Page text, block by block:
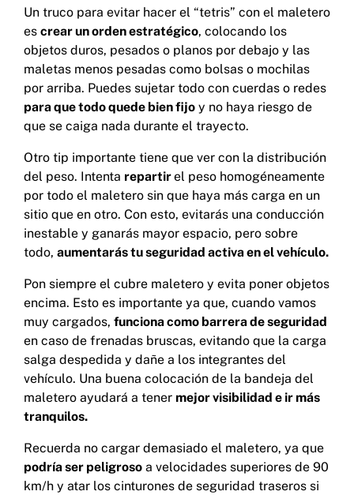
Un truco para evitar hacer el “tetris” con el maletero
es crear un orden estratégico, colocando los
objetos duros, pesados o planos por debajo y las
maletas menos pesadas como bolsas o mochilas
por arriba. Puedes sujetar todo con cuerdas o redes
para que todo quede bien fijo y no haya riesgo de
que se caiga nada durante el trayecto.
Otro tip importante tiene que ver con la distribución
del peso. Intenta repartirel peso homogéneamente
por todo el maletero sin que haya más carga en un
sitio que en otro. Con esto, evitarás una conducción
inestable y ganarás mayor espacio, pero sobre
todo, aumentarás tu seguridad activa en el vehículo.
Pon siempre el cubre maletero y evita poner objetos
encima. Esto es importante ya que, cuando vamos
muy cargados, funciona como barrera de seguridad
en caso de frenadas bruscas, evitando que la carga
salga despedida y dañe a los integrantes del
vehículo. Una buena colocación de la bandeja del
maletero ayudará a tener mejor visibilidad e ir más
tranquilos.
Recuerda no cargar demasiado el maletero, ya que
podría ser peligroso a velocidades superiores de 90
km/h y atar los cinturones de seguridad traseros si